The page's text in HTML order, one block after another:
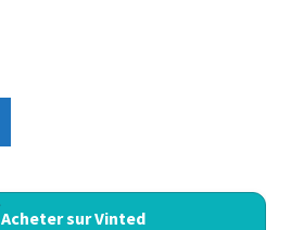
Acheter sur Vinted